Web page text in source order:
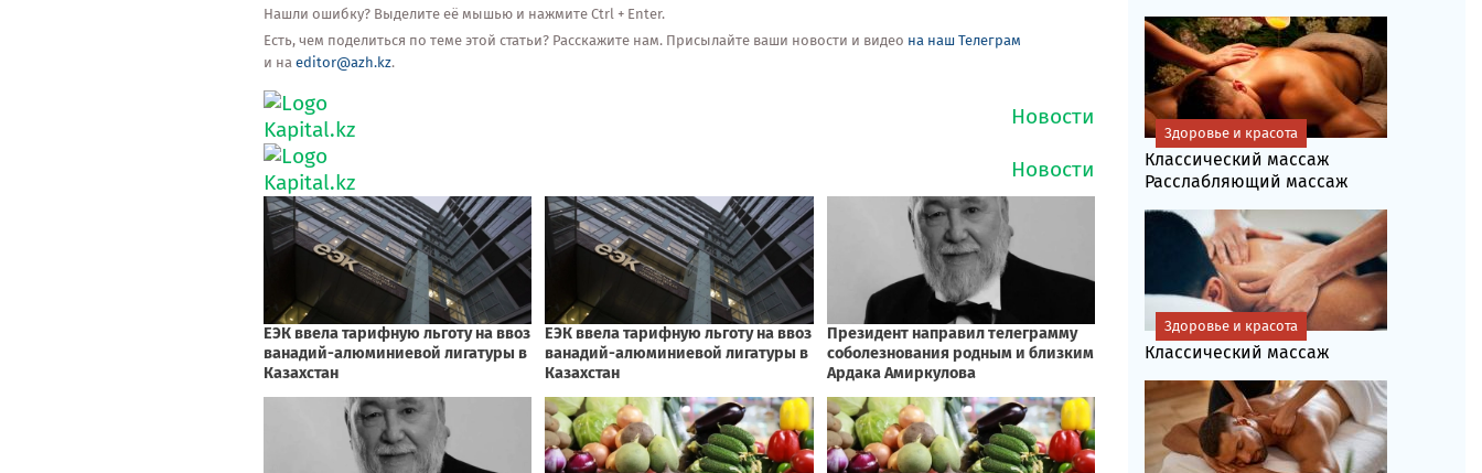
Нашли ошибку? Выделите её мышью и нажмите Ctrl + Enter.
Есть, чем поделиться по теме этой статьи? Расскажите нам. Присылайте ваши новости и видео на наш Телеграм
и на editor@azh.kz.
Классический массаж
Расслабляющий массаж
Здоровье и красота
Классический массаж
Здоровье и красота